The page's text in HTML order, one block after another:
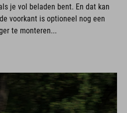
je vol beladen bent. En dat kan
voorkant is optioneel nog een
te monteren...